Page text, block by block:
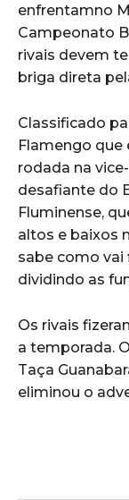
enfrentamno
Campeonato
rivais devem
briga direta
Classificado
Flamengo
rodada na
desafiante do
Fluminense,
altos e baixos
sabe como vai
dividindo as
Os rivais
a temporada.
Taça
eliminou o